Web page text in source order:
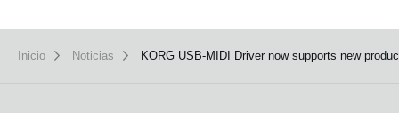
Inicio Noticias KORG USB-MIDI Driver now supports new